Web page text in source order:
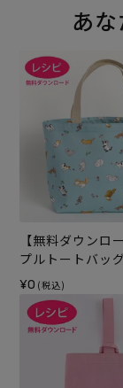
あ
【無料ダウンロ
プルトートバッ
ピ）
¥0 (税込)